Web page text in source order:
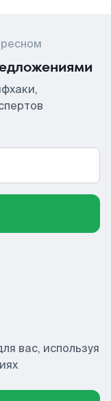
вас, используя